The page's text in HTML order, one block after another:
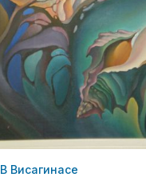
В Висагинасе